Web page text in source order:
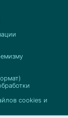
cookies и